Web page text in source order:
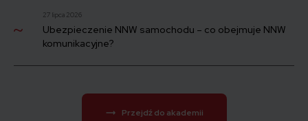
27 lipca 2026
Ubezpieczenie NNW samochodu – co obejmuje NNW
komunikacyjne?
Przejdź do akademii